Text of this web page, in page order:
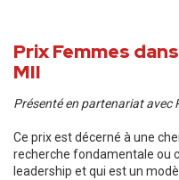
Prix Femmes
MII
Présenté en partenariat avec
Ce prix est décerné à une
recherche fondamentale ou
leadership et qui est un